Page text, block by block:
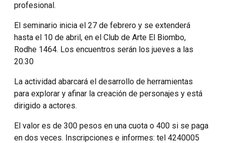
profesional.
El seminario inicia el 27 de febrero y se extenderá
hasta el 10 de abril, en el Club de Arte El Biombo,
Rodhe 1464. Los encuentros serán los jueves a las
20.30
La actividad abarcará el desarrollo de herramientas
para explorar y afinar la creación de personajes y está
dirigido a actores.
El valor es de 300 pesos en una cuota o 400 si se paga
en dos veces. Inscripciones e informes: tel 4240005